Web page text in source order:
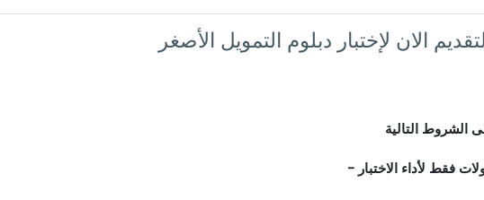
الان لإختبار دبلوم التمويل الأصغر